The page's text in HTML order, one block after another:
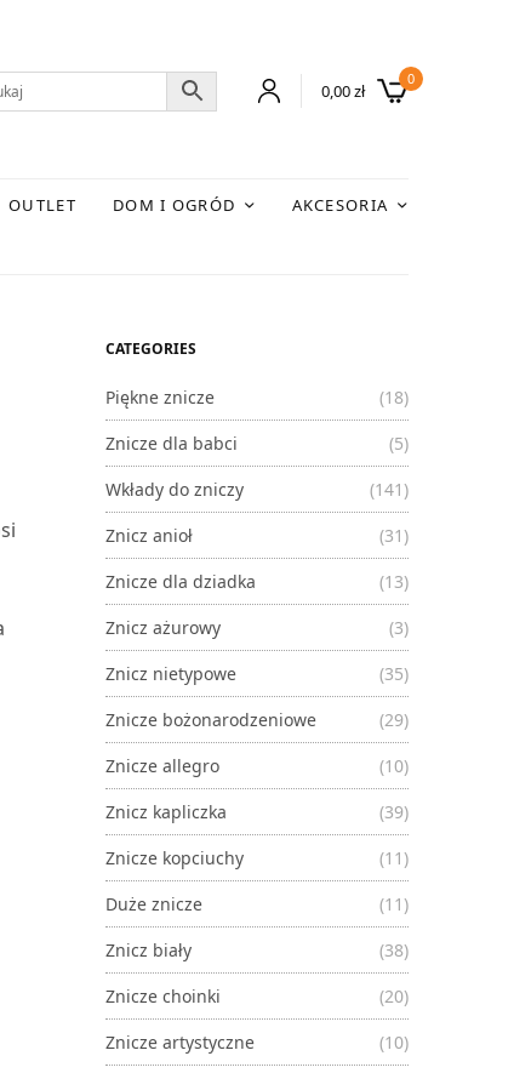
0,00zł
0
OUTLET DOM I OGRÓD
AKCESORIA
CATEGORIES
Piękne znicze
(18)
Znicze dla babci
(5)
Wkłady do zniczy
(141)
Znicz anioł
(31)
Znicze dla dziadka
(13)
Znicz ażurowy
(3)
Znicz nietypowe
(35)
Znicze bożonarodzeniowe
(29)
Znicze allegro
(10)
Znicz kapliczka
(39)
Znicze kopciuchy
(11)
Duże znicze
(11)
Znicz biały
(38)
Znicze choinki
(20)
Znicze artystyczne
(10)